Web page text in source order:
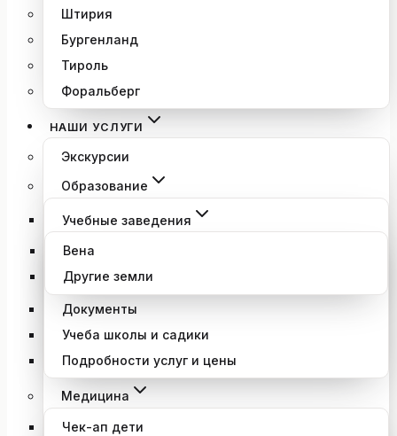
Штирия
Бургенланд
Тироль
Форальберг
НАШИ УСЛУГИ
Экскурсии
Образование
Учебные заведения
Вена
Другие земли
Документы
Учеба школы и садики
Подробности услуг и цены
Медицина
Чек-ап дети